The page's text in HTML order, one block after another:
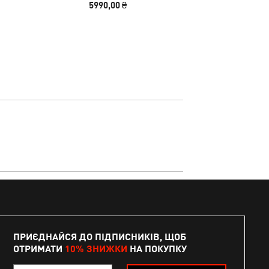
5990,00 ₴
ПРИЄДНАЙСЯ ДО ПІДПИСНИКІВ, ЩОБ
ОТРИМАТИ 10% ЗНИЖКИ НА ПОКУПКУ